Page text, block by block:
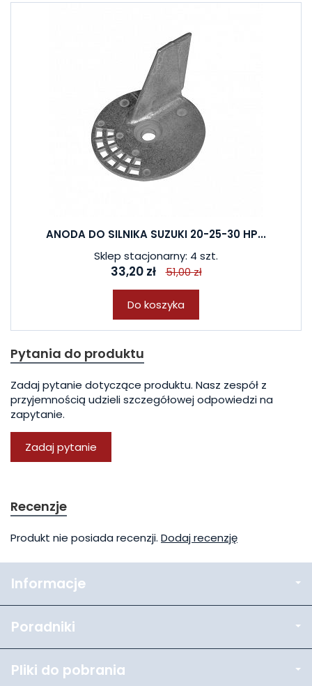
ANODA DO SILNIKA SUZUKI 20-25-30 HP...
Sklep stacjonarny: 4 szt.
33,20 zł 51,00 zł
Do koszyka
Pytania do produktu
Zadaj pytanie dotyczące produktu. Nasz zespół z
przyjemnością udzieli szczegółowej odpowiedzi na
zapytanie.
Zadaj pytanie
Recenzje
Produkt nie posiada recenzji. Dodaj recenzję
Informacje
Poradniki
Pliki do pobrania